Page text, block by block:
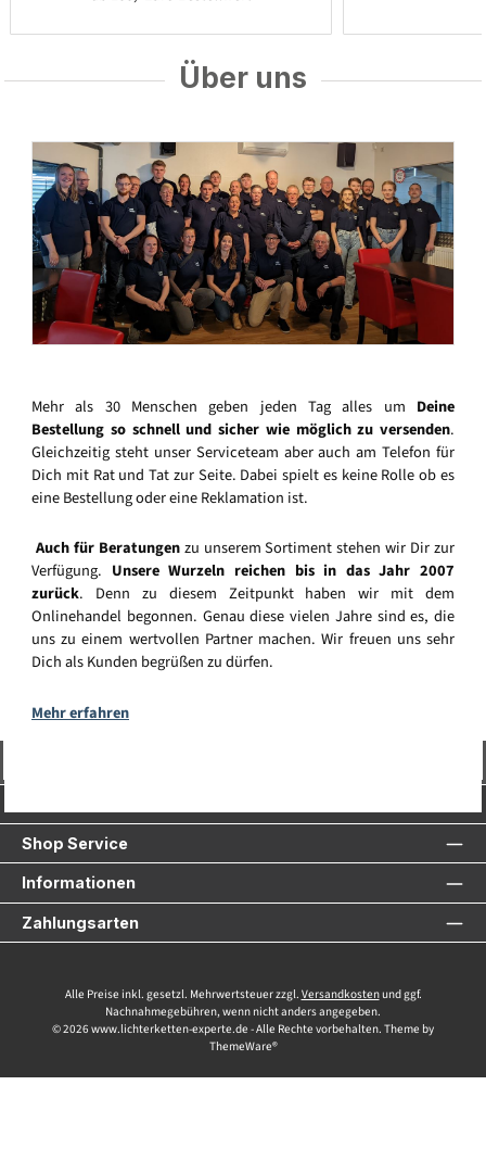
Über uns
Mehr als 30 Menschen geben jeden Tag alles um Deine
Bestellung so schnell und sicher wie möglich zu versenden.
Gleichzeitig steht unser Serviceteam aber auch am Telefon für
Dich mit Rat und Tat zur Seite. Dabei spielt es keine Rolle ob es
eine Bestellung oder eine Reklamation ist.
Auch für Beratungenzu unserem Sortiment stehen wir Dir zur
Verfügung. Unsere Wurzeln reichen bis in das Jahr 2007
zurück. Denn zu diesem Zeitpunkt haben wir mit dem
Onlinehandel begonnen. Genau diese vielen Jahre sind es, die
uns zu einem wertvollen Partner machen. Wir freuen uns sehr
Dich als Kunden begrüßen zu dürfen.
Mehr erfahren
Shop Service
Informationen
Zahlungsarten
Alle Preise inkl. gesetzl. Mehrwertsteuer zzgl. Versandkostenund ggf.
Nachnahmegebühren, wenn nicht anders angegeben.
© 2026 www.lichterketten-experte.de - Alle Rechte vorbehalten. Theme by
ThemeWare®